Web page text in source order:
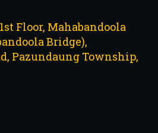
Floor, Mahabandoola
Bridge),
Pazundaung Township,